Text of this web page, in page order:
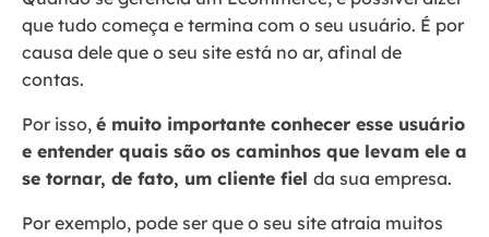
que tudo começa e termina com o seu usuário. É por
causa dele que o seu site está no ar, afinal de
contas.
Por isso, é muito importante conhecer esse usuário
e entender quais são os caminhos que levam ele a
se tornar, de fato, um cliente fiel da sua empresa.
Por exemplo, pode ser que o seu site atraia muitos